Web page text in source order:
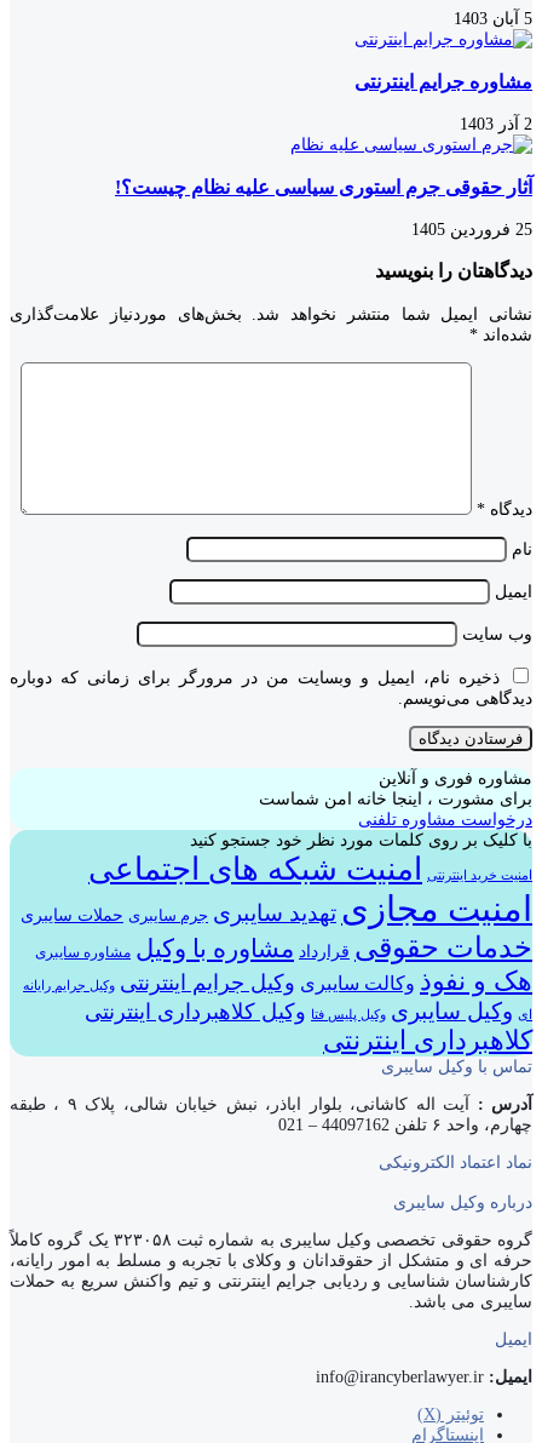
5 آبان 1403
مشاوره جرایم اینترنتی
2 آذر 1403
آثار حقوقی جرم استوری سیاسی علیه نظام چیست؟!
25 فروردین 1405
دیدگاهتان را بنویسید
نشانی ایمیل شما منتشر نخواهد شد.
بخش‌های موردنیاز علامت‌گذاری
شده‌اند *
دیدگاه *
نام
ایمیل
وب‌ سایت
ذخیره نام، ایمیل و وبسایت من در مرورگر برای زمانی که دوباره
دیدگاهی می‌نویسم.
مشاوره فوری و آنلاین
برای مشورت ، اینجا خانه امن شماست
درخواست مشاوره تلفنی
با کلیک بر روی کلمات مورد نظر خود جستجو کنید
امنیت خرید اینترنتی امنیت شبکه های اجتماعی
امنیت مجازی تهدید سایبری جرم سایبری حملات سایبری
خدمات حقوقی قرارداد مشاوره با وکیل مشاوره سایبری
هک و نفوذ وکالت سایبری وکیل جرایم اینترنتی وکیل جرایم رایانه
ای وکیل سایبری وکیل پلیس فتا وکیل کلاهبرداری اینترنتی
کلاهبرداری اینترنتی
تماس با وکیل سایبری
آدرس :
آیت اله کاشانی، بلوار اباذر، نبش خیابان شالی، پلاک ۹ ، طبقه
چهارم، واحد ۶ تلفن 44097162 – 021
نماد اعتماد الکترونیکی
درباره وکیل سایبری
گروه حقوقی تخصصی وکیل سایبری به شماره ثبت ۳۲۳۰۵۸ یک گروه کاملاً
حرفه ای و متشکل از حقوقدانان و وکلای با تجربه و مسلط به امور رایانه،
کارشناسان شناسایی و ردیابی جرایم اینترنتی و تیم واکنش سریع به حملات
سایبری می باشد.
ایمیل
ایمیل: info@irancyberlawyer.ir
توئیتر (X)
اینستاگرام